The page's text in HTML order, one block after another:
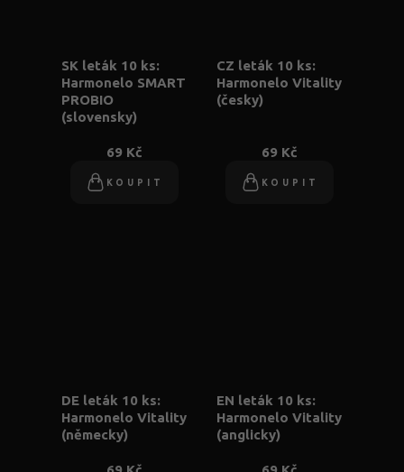
SK leták 10 ks:
Harmonelo SMART
PROBIO
(slovensky)
69 Kč
KOUPIT
CZ leták 10 ks:
Harmonelo Vitality
(česky)
69 Kč
KOUPIT
DE leták 10 ks:
Harmonelo Vitality
(německy)
EN leták 10 ks:
Harmonelo Vitality
(anglicky)